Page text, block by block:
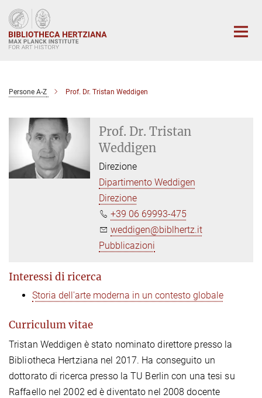
Main-
Content
Persone A-Z Prof. Dr. Tristan Weddigen
Prof. Dr. Tristan
Weddigen
Direzione
Dipartimento Weddigen
Direzione
+39 06 69993-475
weddigen@biblhertz.it
Pubblicazioni
Interessi di ricerca
Storia dell'arte moderna in un contesto globale
Curriculum vitae
Tristan Weddigen è stato nominato direttore presso la
Bibliotheca Hertziana nel 2017. Ha conseguito un
dottorato di ricerca presso la TU Berlin con una tesi su
Raffaello nel 2002 ed è diventato nel 2008 docente